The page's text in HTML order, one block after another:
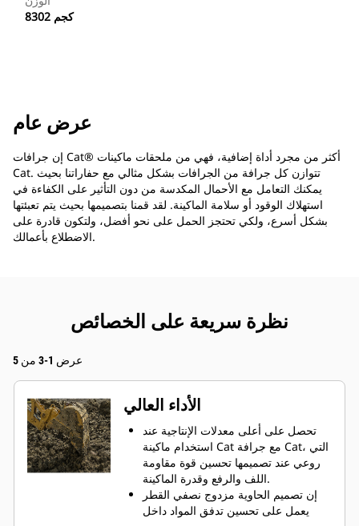
8302 كجم
عرض عام
إن جرافات Cat® أكثر من مجرد أداة إضافية، فهي من ملحقات ماكينات
Cat. تتوازن كل جرافة من الجرافات بشكل مثالي مع حفاراتنا بحيث
يمكنك التعامل مع الأحمال المكدسة من دون التأثير على الكفاءة في
استهلاك الوقود أو سلامة الماكينة. لقد قمنا بتصميمها بحيث يتم تعبئتها
بشكل أسرع، ولكي تحتجز الحمل على نحو أفضل، ولتكون قادرة على
الاضطلاع بأعمالك.
نظرة سريعة على الخصائص
عرض 1-3 من 5
الأداء العالي
تحصل على أعلى معدلات الإنتاجية عند
استخدام ماكينة Cat مع جرافة Cat، التي
روعي عند تصميمها تحسين قوة مقاومة
اللف والرفع وقدرة الماكينة.
إن تصميم الحاوية مزدوج نصفي القطر
يعمل على تحسين تدفق المواد داخل